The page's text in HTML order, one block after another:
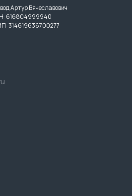
Артур Вячеславович
616804999940
314619636700277